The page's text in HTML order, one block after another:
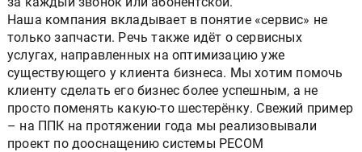
Наша компания вкладывает в понятие «сервис» не
только запчасти. Речь также идёт о сервисных
услугах, направленных на оптимизацию уже
существующего у клиента бизнеса. Мы хотим помочь
клиенту сделать его бизнес более успешным, а не
просто поменять какую-то шестерёнку. Свежий пример
– на ППК на протяжении года мы реализовывали
проект по дооснащению системы PECOM